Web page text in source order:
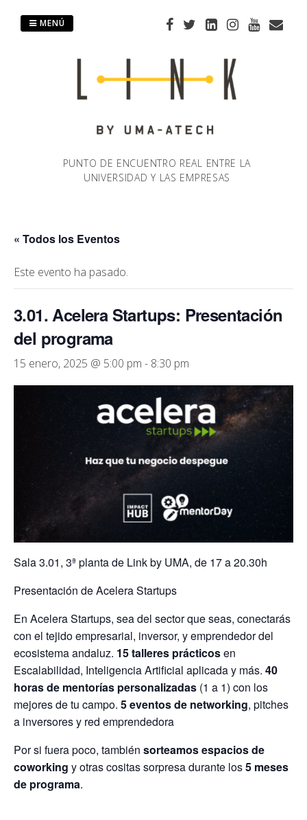
PUNTO DE ENCUENTRO REAL ENTRE LA
UNIVERSIDAD Y LAS EMPRESAS
MENÚ
« Todos los Eventos
Este evento ha pasado.
3.01. Acelera Startups: Presentación
del programa
15 enero, 2025 @ 5:00 pm - 8:30 pm
Sala 3.01, 3ª planta de Link by UMA, de 17 a 20.30h
Presentación de Acelera Startups
En Acelera Startups, sea del sector que seas, conectarás
con el tejido empresarial, inversor, y emprendedor del
ecosistema andaluz. 15 talleres prácticosen
Escalabilidad, Inteligencia Artificial aplicada y más. 40
horas de mentorías personalizadas (1 a 1) con los
mejores de tu campo. 5 eventos de networking, pitches
a inversores y red emprendedora
Por si fuera poco, también sorteamos espacios de
coworking y otras cositas sorpresa durante los5 meses
de programa.